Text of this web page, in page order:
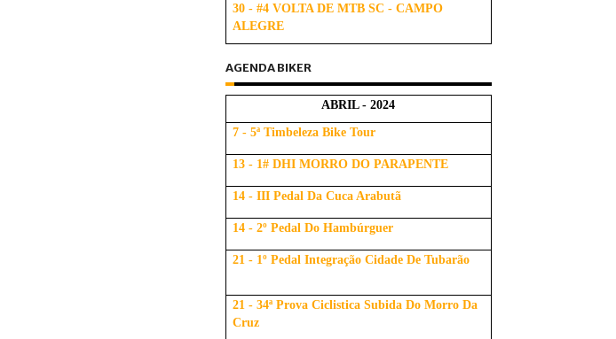
30 - #4 VOLTA DE MTB SC - CAMPO
ALEGRE
AGENDA BIKER
ABRIL - 2024
7 - 5ª Timbeleza Bike Tour
13 - 1# DHI MORRO DO PARAPENTE
14 - III Pedal Da Cuca Arabutã
14 - 2º Pedal Do Hambúrguer
21 - 1º Pedal Integração Cidade De Tubarão
21 - 34ª Prova Ciclistica Subida Do Morro Da
Cruz